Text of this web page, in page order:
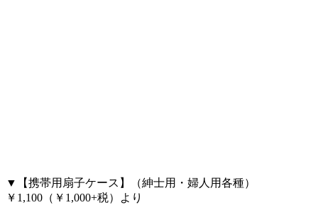
▼【携帯用扇子ケース】（紳士用・婦人用各種）
￥1,100（￥1,000+税）より